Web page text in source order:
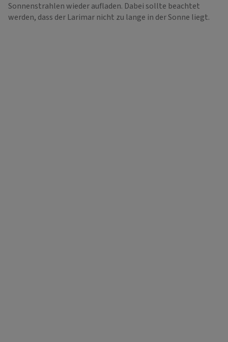
Sonnenstrahlen wieder aufladen. Dabei sollte beachtet
werden, dass der Larimar nicht zu lange in der Sonne liegt.